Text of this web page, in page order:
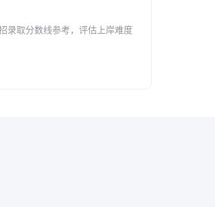
录取分数线参考，评估上岸难度